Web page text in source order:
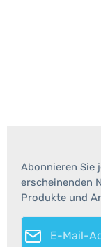
Abonnieren Sie
erscheinenden
Produkte und
E-Mail-Adresse*